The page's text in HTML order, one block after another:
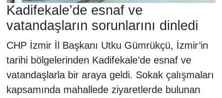
Kadifekale’de esnaf ve
vatandaşların sorunlarını dinledi
CHP İzmir İl Başkanı Utku Gümrükçü, İzmir’in
tarihi bölgelerinden Kadifekale’de esnaf ve
vatandaşlarla bir araya geldi. Sokak çalışmaları
kapsamında mahallede ziyaretlerde bulunan